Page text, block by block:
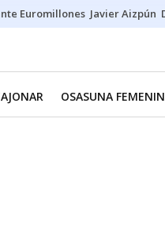
Euromillones Javier Aizpún
OSASUNA